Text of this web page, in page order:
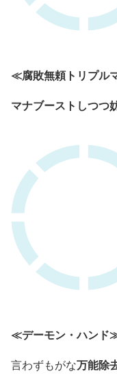
≪腐敗無頼トリプル
マナブーストしつつ
≪デーモン・ハンド
言わずもがな万能除